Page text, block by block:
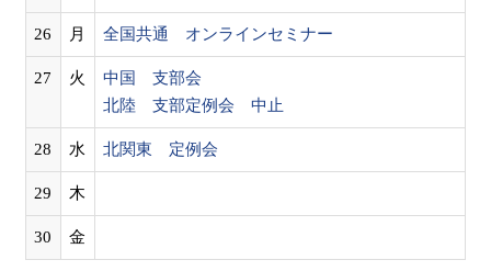
26 月 全国共通 オンラインセミナー
27 火
中国 支部会
北陸 支部定例会 中止
28 水 北関東 定例会
29 木
30 金